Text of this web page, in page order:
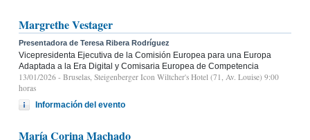
Margrethe Vestager
Presentadora de Teresa Ribera Rodríguez
Vicepresidenta Ejecutiva de la Comisión Europea para una Europa
Adaptada a la Era Digital y Comisaria Europea de Competencia
13/01/2026 - Bruselas, Steigenberger Icon Wiltcher's Hotel (71, Av. Louise) 9:00
horas
Información del evento
María Corina Machado